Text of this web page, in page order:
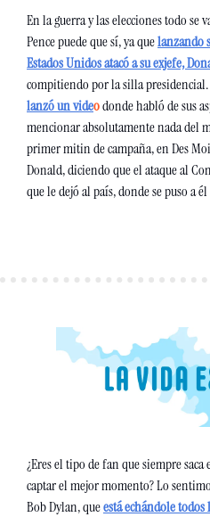
En la guerra y las elecciones todo se
Pence puede que sí, ya que lanzando
Estados Unidos atacó a su exjefe,
compitiendo por la silla
lanzó un video donde habló de sus
mencionar absolutamente nada del
primer mitin de campaña, en Des
Donald, diciendo que el ataque al
que le dejó al país, donde se puso a
¿Eres el tipo de fan que siempre
captar el mejor momento? Lo
Bob Dylan, que está echándole todos